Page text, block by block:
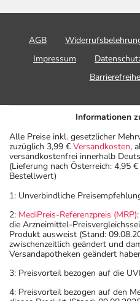
AGB
Impressum
Informationen
Alle Preise inkl. gesetzlicher
zuzüglich 3,99 € Versandkosten,
versandkostenfrei innerhalb
(Lieferung nach Österreich: 4,95
Bestellwert)
1: Unverbindliche
2: MediPreis-Referenzpreis (MRP)
die Arzneimittel-
Produkt ausweist (Stand:
zwischenzeitlich geändert und
Versandapotheken geändert
3: Preisvorteil bezogen auf die
4: Preisvorteil bezogen auf den